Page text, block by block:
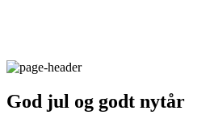
God jul og godt nytår